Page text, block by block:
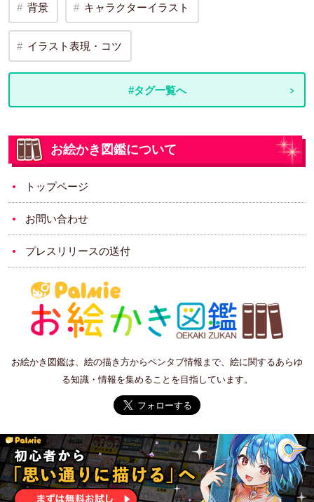
背景 キャラクターイラスト
イラスト表現・コツ
#タグ一覧へ
お絵かき図鑑について
トップページ
お問い合わせ
プレスリリースの送付
お絵かき図鑑は、絵の描き方からペンタブ情報まで、絵に関するあらゆ
る知識・情報を集めることを目指しています。